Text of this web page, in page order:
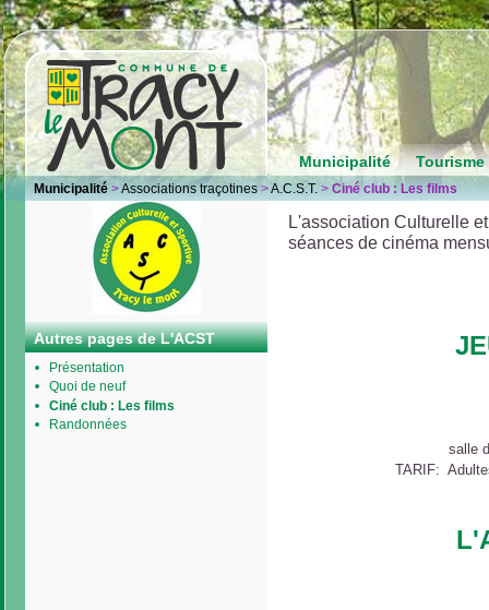
Municipalité
Municipalité >Associations traçotines >A.C.S.T. > Ciné club : Les films
Autres pages de L'ACST
Présentation
Quoi de neuf
Ciné club : Les films
Randonnées
L'association Culturelle
séances de cinéma
salle
TARIF: